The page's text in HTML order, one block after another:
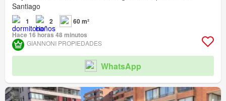
Santiago
1 2
60 m²
Hace 16 horas 48 minutos
GIANNONI PROPIEDADES
WhatsApp